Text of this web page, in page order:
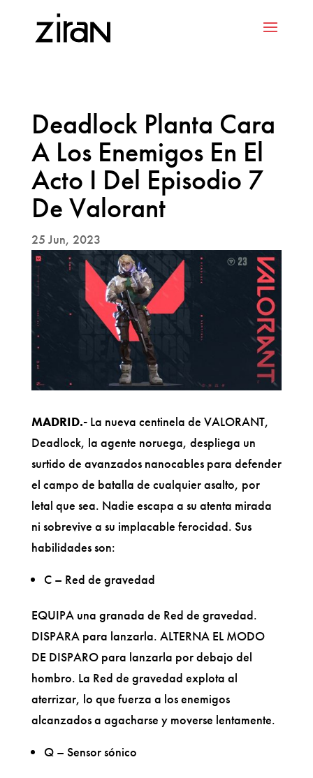
Deadlock Planta Cara
A Los Enemigos En El
Acto I Del Episodio 7
De Valorant
25 Jun, 2023
MADRID.- La nueva centinela de VALORANT,
Deadlock, la agente noruega, despliega un
surtido de avanzados nanocables para defender
el campo de batalla de cualquier asalto, por
letal que sea. Nadie escapa a su atenta mirada
ni sobrevive a su implacable ferocidad. Sus
habilidades son:
C – Red de gravedad
EQUIPA una granada de Red de gravedad.
DISPARA para lanzarla. ALTERNA EL MODO
DE DISPARO para lanzarla por debajo del
hombro. La Red de gravedad explota al
aterrizar, lo que fuerza a los enemigos
alcanzados a agacharse y moverse lentamente.
Q – Sensor sónico